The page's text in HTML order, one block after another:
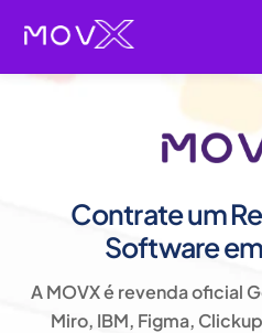
content
Contrate um
Software em
A MOVX é revenda oficial
Miro, IBM, Figma,